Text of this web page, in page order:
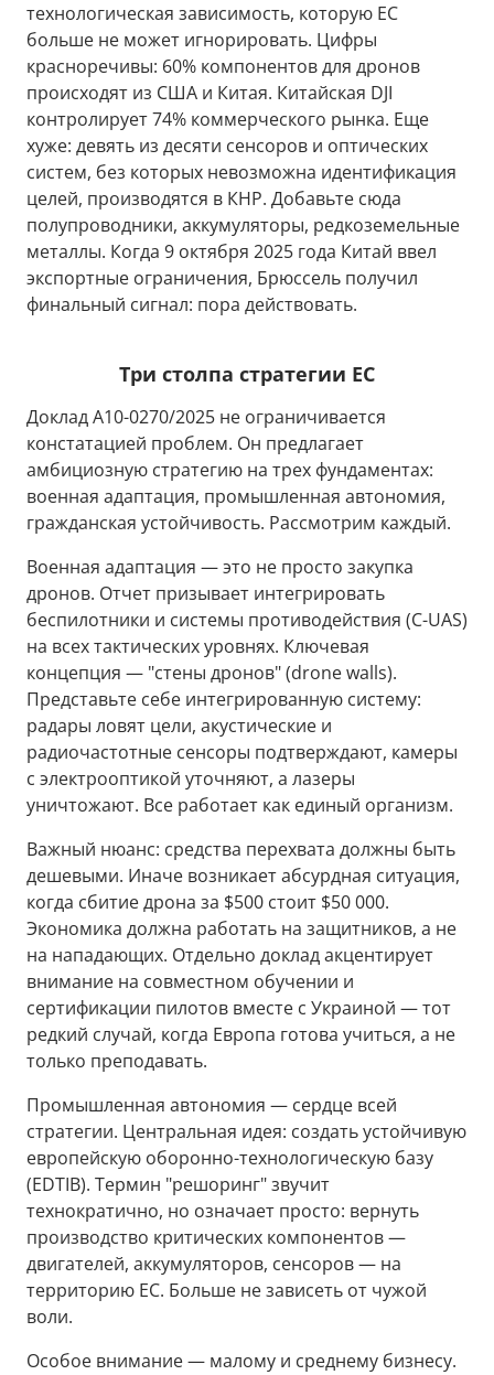
технологическая зависимость, которую ЕС
больше не может игнорировать. Цифры
красноречивы: 60% компонентов для дронов
происходят из США и Китая. Китайская DJI
контролирует 74% коммерческого рынка. Еще
хуже: девять из десяти сенсоров и оптических
систем, без которых невозможна идентификация
целей, производятся в КНР. Добавьте сюда
полупроводники, аккумуляторы, редкоземельные
металлы. Когда 9 октября 2025 года Китай ввел
экспортные ограничения, Брюссель получил
финальный сигнал: пора действовать.
Три столпа стратегии ЕС
Доклад A10-0270/2025 не ограничивается
констатацией проблем. Он предлагает
амбициозную стратегию на трех фундаментах:
военная адаптация, промышленная автономия,
гражданская устойчивость. Рассмотрим каждый.
Военная адаптация — это не просто закупка
дронов. Отчет призывает интегрировать
беспилотники и системы противодействия (C-UAS)
на всех тактических уровнях. Ключевая
концепция — "стены дронов" (drone walls).
Представьте себе интегрированную систему:
радары ловят цели, акустические и
радиочастотные сенсоры подтверждают, камеры
с электрооптикой уточняют, а лазеры
уничтожают. Все работает как единый организм.
Важный нюанс: средства перехвата должны быть
дешевыми. Иначе возникает абсурдная ситуация,
когда сбитие дрона за $500 стоит $50 000.
Экономика должна работать на защитников, а не
на нападающих. Отдельно доклад акцентирует
внимание на совместном обучении и
сертификации пилотов вместе с Украиной — тот
редкий случай, когда Европа готова учиться, а не
только преподавать.
Промышленная автономия — сердце всей
стратегии. Центральная идея: создать устойчивую
европейскую оборонно-технологическую базу
(EDTIB). Термин "решоринг" звучит
технократично, но означает просто: вернуть
производство критических компонентов —
двигателей, аккумуляторов, сенсоров — на
территорию ЕС. Больше не зависеть от чужой
воли.
Особое внимание — малому и среднему бизнесу.